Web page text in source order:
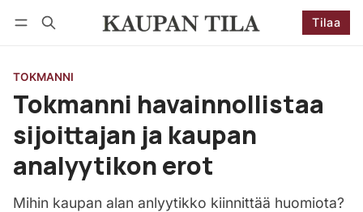
Tilaa
TOKMANNI
Tokmanni havainnollistaa
sijoittajan ja kaupan
analyytikon erot
Mihin kaupan alan anlyytikko kiinnittää huomiota?